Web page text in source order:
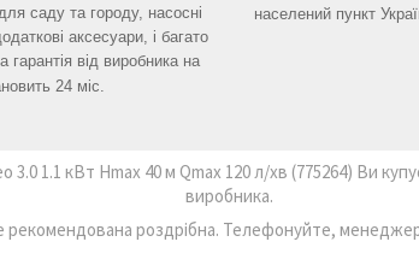
саду та городу, насосні
аксесуари, і багато
гарантія від виробника на
24 міс.
населений пункт
1.1 кВт Hmax 40 м Qmax 120 л/хв (775264) Ви
виробника.
рекомендована роздрібна. Телефонуйте,